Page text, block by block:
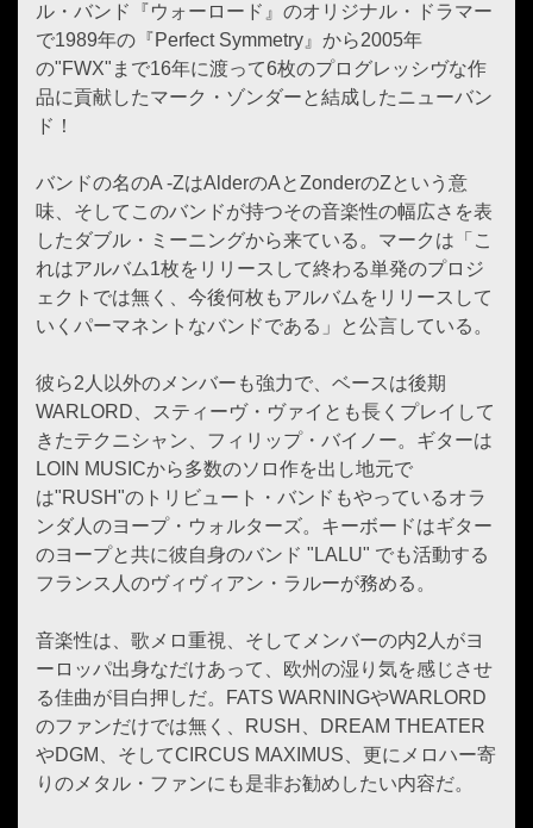
ル・バンド『ウォーロード』のオリジナル・ドラマー
で1989年の『Perfect Symmetry』から2005年
の"FWX"まで16年に渡って6枚のプログレッシヴな作
品に貢献したマーク・ゾンダーと結成したニューバン
ド！
バンドの名のA -ZはAlderのAとZonderのZという意
味、そしてこのバンドが持つその音楽性の幅広さを表
したダブル・ミーニングから来ている。マークは「こ
れはアルバム1枚をリリースして終わる単発のプロジ
ェクトでは無く、今後何枚もアルバムをリリースして
いくパーマネントなバンドである」と公言している。
彼ら2人以外のメンバーも強力で、ベースは後期
WARLORD、スティーヴ・ヴァイとも長くプレイして
きたテクニシャン、フィリップ・バイノー。ギターは
LOIN MUSICから多数のソロ作を出し地元で
は"RUSH"のトリビュート・バンドもやっているオラ
ンダ人のヨープ・ウォルターズ。キーボードはギター
のヨープと共に彼自身のバンド "LALU" でも活動する
フランス人のヴィヴィアン・ラルーが務める。
音楽性は、歌メロ重視、そしてメンバーの内2人がヨ
ーロッパ出身なだけあって、欧州の湿り気を感じさせ
る佳曲が目白押しだ。FATS WARNINGやWARLORD
のファンだけでは無く、RUSH、DREAM THEATER
やDGM、そしてCIRCUS MAXIMUS、更にメロハー寄
りのメタル・ファンにも是非お勧めしたい内容だ。